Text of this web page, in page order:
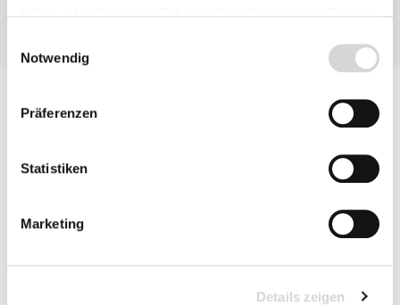
Notwendig
Präferenzen
Statistiken
Marketing
Details zeigen